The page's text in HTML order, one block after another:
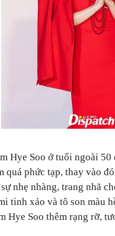
Hye Soo ở tuổi ngoài 50
phức tạp, thay vào
nhẹ nhàng, trang nhã
tinh xảo và tô son màu
Hye Soo thêm rạng rỡ,